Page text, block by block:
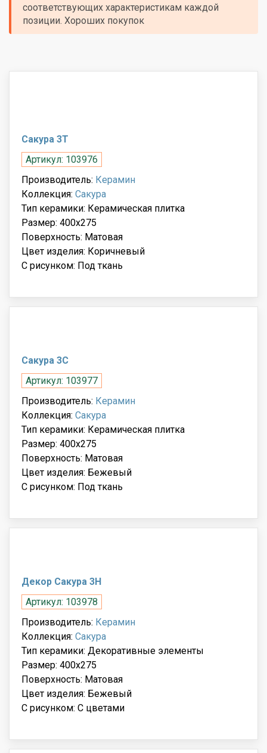
соответствующих характеристикам каждой
позиции. Хороших покупок
Сакура 3Т
Артикул: 103976
Производитель: Керамин
Коллекция: Сакура
Тип керамики: Керамическая плитка
Размер: 400x275
Поверхность: Матовая
Цвет изделия: Коричневый
С рисунком: Под ткань
Сакура 3С
Артикул: 103977
Производитель: Керамин
Коллекция: Сакура
Тип керамики: Керамическая плитка
Размер: 400x275
Поверхность: Матовая
Цвет изделия: Бежевый
С рисунком: Под ткань
Декор Сакура 3Н
Артикул: 103978
Производитель: Керамин
Коллекция: Сакура
Тип керамики: Декоративные элементы
Размер: 400x275
Поверхность: Матовая
Цвет изделия: Бежевый
С рисунком: С цветами